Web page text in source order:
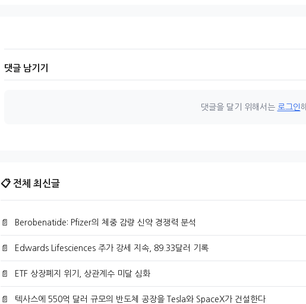
댓글 남기기
댓글을 달기 위해서는 로그인
📋 전체 최신글
📄 Berobenatide: Pfizer의 체중 감량 신약 경쟁력 분석
📄 Edwards Lifesciences 주가 강세 지속, 89.33달러 기록
📄 ETF 상장폐지 위기, 상관계수 미달 심화
📄 텍사스에 550억 달러 규모의 반도체 공장을 Tesla와 SpaceX가 건설한다